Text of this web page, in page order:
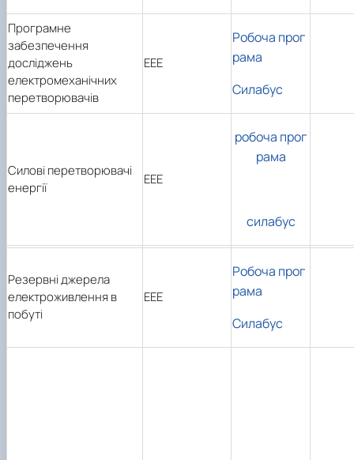
Програмне
забезпечення
досліджень
електромеханічних
перетворювачів
ЕЕЕ
Робоча прог
рама
Силабус
Силові перетворювачі
енергії
ЕЕЕ
робоча прог
рама
силабус
Резервні джерела
електроживлення в
побуті
ЕЕЕ
Робоча прог
рама
Силабус